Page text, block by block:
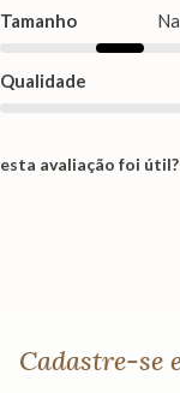
Tamanho
Qualidade
esta avaliação foi útil?
Cadastre-se